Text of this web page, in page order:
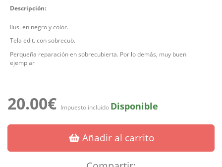
Descripción:
Ilus. en negro y color.
Tela edit. con sobrecub.
Perqueña reparación en sobrecubierta. Por lo demás, muy buen
ejemplar
20.00€ Impuesto incluido Disponible
Añadir al carrito